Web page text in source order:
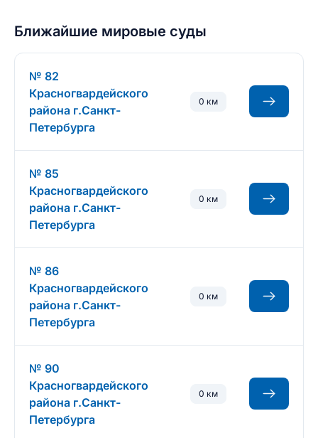
Ближайшие мировые суды
№ 82
Красногвардейского
района г.Санкт-
Петербурга
0 км
№ 85
Красногвардейского
района г.Санкт-
Петербурга
0 км
№ 86
Красногвардейского
района г.Санкт-
Петербурга
0 км
№ 90
Красногвардейского
района г.Санкт-
Петербурга
0 км